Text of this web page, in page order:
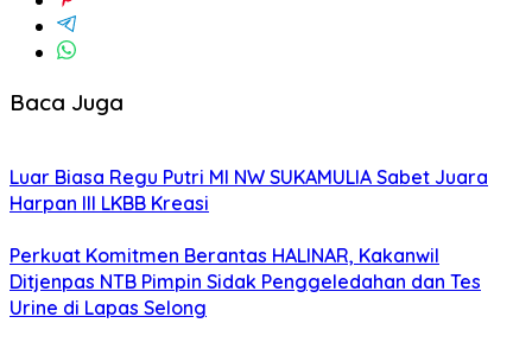
Baca Juga
Luar Biasa Regu Putri MI NW SUKAMULIA Sabet Juara
Harpan III LKBB Kreasi
Perkuat Komitmen Berantas HALINAR, Kakanwil
Ditjenpas NTB Pimpin Sidak Penggeledahan dan Tes
Urine di Lapas Selong